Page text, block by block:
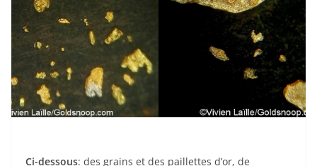
Ci-dessous: des grains et des paillettes d’or, de